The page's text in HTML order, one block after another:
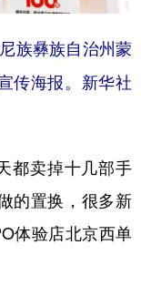
族彝族自治州蒙
传海报。新华社
都卖掉十几部手
的置换，很多新
体验店北京西单